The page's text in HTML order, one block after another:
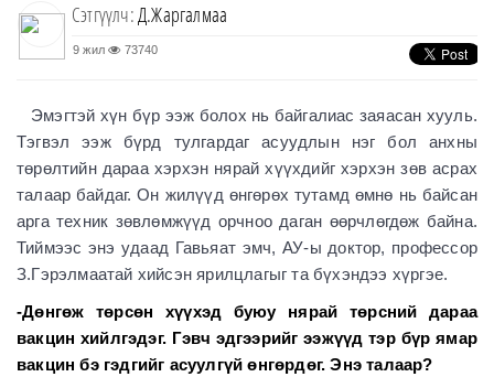
Сэтгүүлч:Д.Жаргалмаа
9 жил 73740
Эмэгтэй хүн бүр ээж болох нь байгалиас заяасан хууль.
Тэгвэл ээж бүрд тулгардаг асуудлын нэг бол анхны
төрөлтийн дараа хэрхэн нярай хүүхдийг хэрхэн зөв асрах
талаар байдаг. Он жилүүд өнгөрөх тутамд өмнө нь байсан
арга техник зөвлөмжүүд орчноо даган өөрчлөгдөж байна.
Тиймээс энэ удаад Гавьяат эмч, АУ-ы доктор, профессор
З.Гэрэлмаатай хийсэн ярилцлагыг та бүхэндээ хүргэе.
-Дөнгөж төрсөн хүүхэд буюу нярай төрсний дараа
вакцин хийлгэдэг. Гэвч эдгээрийг ээжүүд тэр бүр ямар
вакцин бэ гэдгийг асуулгүй өнгөрдөг. Энэ талаар?